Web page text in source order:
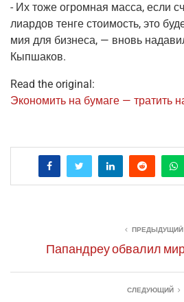
- Их тоже огром­ная мас­са, если
ли­ар­дов тен­ге сто­и­мость, это
мия для биз­не­са, — вновь
Кыпшаков.
Read the original:
Эко­но­мить на бума­ге — тра­тить
ПРЕДЫДУЩИЙ
Папандреу обвалил
СЛЕДУЮЩИЙ